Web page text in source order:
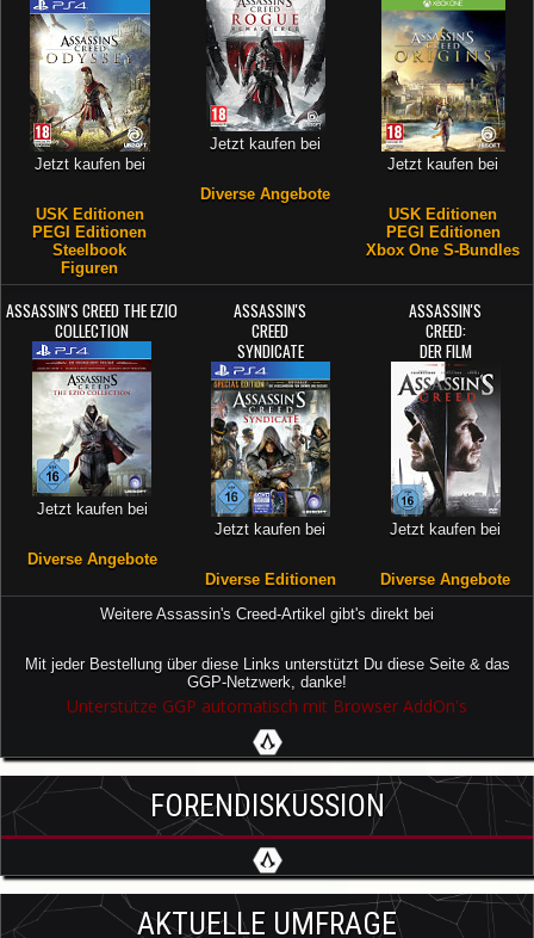
Jetzt kaufen bei
USK Editionen
PEGI Editionen
Steelbook
Figuren
Jetzt kaufen bei
Diverse Angebote
Jetzt kaufen bei
USK Editionen
PEGI Editionen
Xbox One S-Bundles
ASSASSIN'S CREED THE EZIO
COLLECTION
Jetzt kaufen bei
Diverse Angebote
ASSASSIN'S
CREED
SYNDICATE
Jetzt kaufen bei
Diverse Editionen
ASSASSIN'S
CREED:
DER FILM
Jetzt kaufen bei
Diverse Angebote
Weitere Assassin's Creed-Artikel gibt's direkt bei
Mit jeder Bestellung über diese Links unterstützt Du diese Seite & das
GGP-Netzwerk, danke!
Unterstütze GGP automatisch mit Browser AddOn's
FORENDISKUSSION
AKTUELLE UMFRAGE